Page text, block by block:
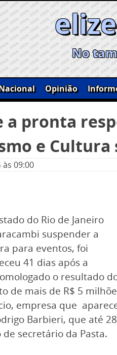
No
Opinião
a pronta
e Cultura
às 09:00
do Rio de Janeiro
suspender a
para eventos, foi
41 dias após a
o resultado
de mais de R$ 5
empresa que
Barbieri, que até 28
secretário da Pasta.